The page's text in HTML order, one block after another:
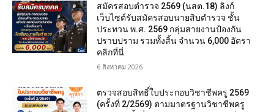
สมัครสอบตํารวจ 2569 (นสต.18) ลิงก์
เว็บไซต์รับสมัครสอบนายสิบตำรวจ ชั้น
ประทวน พ.ศ. 2569 กลุ่มสายงานป้องกัน
ปราบปราม รวมทั้งสิ้น จำนวน 6,000 อัตรา
คลิกที่นี่
6 สิงหาคม 2026
ตรวจสอบสิทธิ์ใบประกอบวิชาชีพครู 2569
(ครั้งที่ 2/2569) ตามมาตรฐานวิชาชีพครู